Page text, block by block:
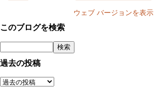
ウェブ バージョンを表示
このブログを検索
過去の投稿